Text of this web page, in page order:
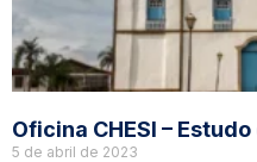
Oficina CHESI –
5 de abril de 2023